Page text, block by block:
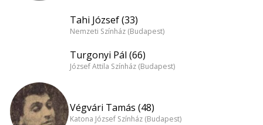
Tahi József (33)
Nemzeti Színház (Budapest)
Turgonyi Pál (66)
József Attila Színház (Budapest)
Végvári Tamás (48)
Katona József Színház (Budapest)